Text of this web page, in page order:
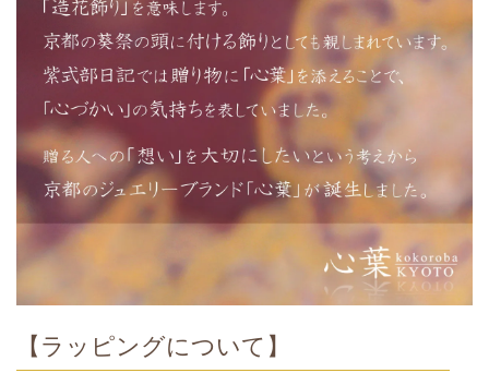
【ラッピングについて】